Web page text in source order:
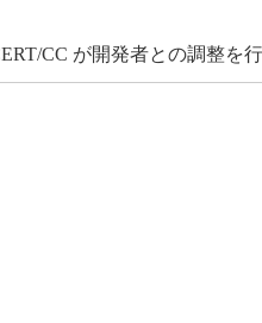
CC が開発者との調整を行